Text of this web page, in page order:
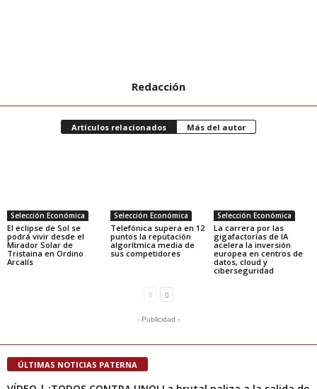
Redacción
Artículos relacionados Más del autor
Selección Económica
El eclipse de Sol se
podrá vivir desde el
Mirador Solar de
Tristaina en Ordino
Arcalís
Selección Económica
Telefónica supera en 12
puntos la reputación
algorítmica media de
sus competidores
Selección Económica
La carrera por las
gigafactorías de IA
acelera la inversión
europea en centros de
datos, cloud y
ciberseguridad
- Publicidad -
ÚLTIMAS NOTICIAS PATERNA